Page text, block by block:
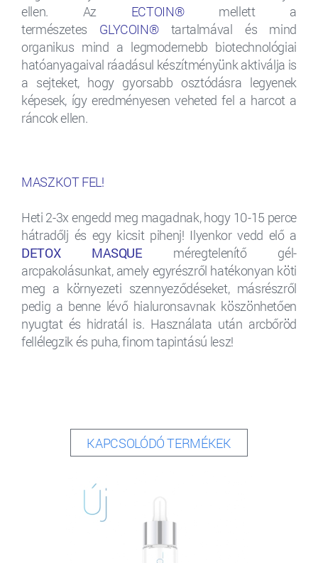
ellen. Az ECTOIN®mellett a
természetes GLYCOIN®tartalmával és mind
organikus mind a legmodernebb biotechnológiai
hatóanyagaival ráadásul készítményünk aktiválja is
a sejteket, hogy gyorsabb osztódásra legyenek
képesek, így eredményesen veheted fel a harcot a
ráncok ellen.
MASZKOT FEL!
Heti 2-3x engedd meg magadnak, hogy 10-15 perce
hátradőlj és egy kicsit pihenj! Ilyenkor vedd elő a
DETOX MASQUE méregtelenítő gél-
arcpakolásunkat, amely egyrészről hatékonyan köti
meg a környezeti szennyeződéseket, másrészről
pedig a benne lévő hialuronsavnak köszönhetően
nyugtat és hidratál is. Használata után arcbőröd
fellélegzik és puha, finom tapintású lesz!
KAPCSOLÓDÓ TERMÉKEK